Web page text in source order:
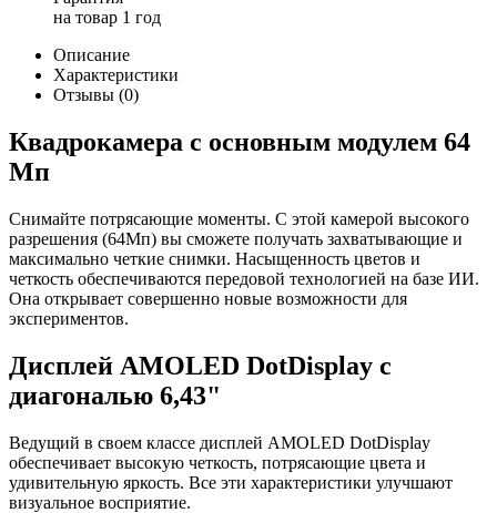
на товар 1 год
Описание
Характеристики
Отзывы (0)
Квадрокамера с основным модулем 64
Мп
Снимайте потрясающие моменты. С этой камерой высокого
разрешения (64Мп) вы сможете получать захватывающие и
максимально четкие снимки. Насыщенность цветов и
четкость обеспечиваются передовой технологией на базе ИИ.
Она открывает совершенно новые возможности для
экспериментов.
Дисплей AMOLED DotDisplay с
диагональю 6,43"
Ведущий в своем классе дисплей AMOLED DotDisplay
обеспечивает высокую четкость, потрясающие цвета и
удивительную яркость. Все эти характеристики улучшают
визуальное восприятие.